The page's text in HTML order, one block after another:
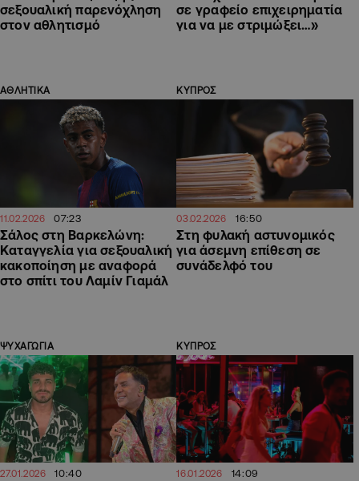
σεξουαλική παρενόχληση
στον αθλητισμό
σε γραφείο επιχειρηματία
για να με στριμώξει…»
ΑΘΛΗΤΙΚΑ
11.02.2026 07:23
Σάλος στη Βαρκελώνη:
Καταγγελία για σεξουαλική
κακοποίηση με αναφορά
στο σπίτι του Λαμίν Γιαμάλ
ΚΥΠΡΟΣ
03.02.2026 16:50
Στη φυλακή αστυνομικός
για άσεμνη επίθεση σε
συνάδελφό του
ΨΥΧΑΓΩΓΙΑ
27.01.2026 10:40
ΚΥΠΡΟΣ
16.01.2026 14:09